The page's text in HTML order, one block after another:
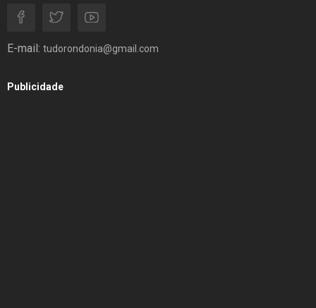
E-mail: tudorondonia@gmail.com
Publicidade